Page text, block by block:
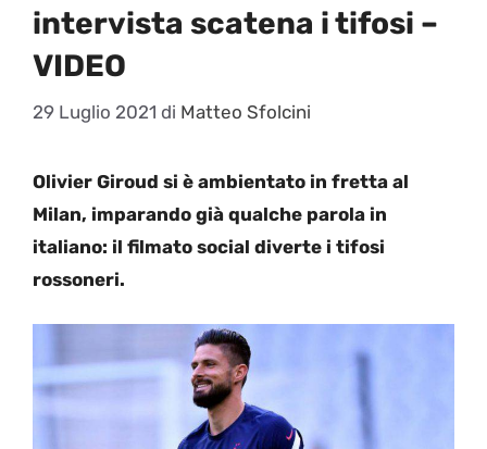
intervista scatena i tifosi –
VIDEO
29 Luglio 2021 di Matteo Sfolcini
Olivier Giroud si è ambientato in fretta al
Milan, imparando già qualche parola in
italiano: il filmato social diverte i tifosi
rossoneri.